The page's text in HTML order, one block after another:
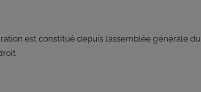
est constitué depuis l’assemblée générale du